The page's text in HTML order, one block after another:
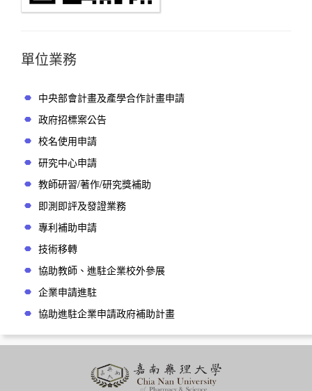
單位業務
中央部會計畫及產學合作計畫申請
政府招標案公告
校名使用申請
研究中心申請
教師研習/著作/研究獎補助
即測即評及發證業務
專利補助申請
技術移轉
協助教師、進駐企業校外參展
企業申請進駐
協助進駐企業申請政府補助計畫